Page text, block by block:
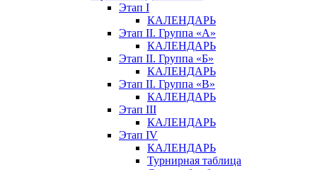
Этап I
КАЛЕНДАРЬ
Этап II. Группа «А»
КАЛЕНДАРЬ
Этап II. Группа «Б»
КАЛЕНДАРЬ
Этап II. Группа «В»
КАЛЕНДАРЬ
Этап III
КАЛЕНДАРЬ
Этап IV
КАЛЕНДАРЬ
Турнирная таблица